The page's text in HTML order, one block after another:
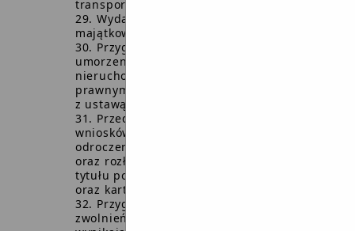
transportowych
Wydawanie zaświadczeń o stanie
majątkowym.
Przygotowywanie decyzji w sprawie
umorzenia podatku rolnego, leśnego i od
nieruchomości osobom fizycznym,
prawnym oraz przedsiębiorcom zgodnie
z ustawą o pomocy publicznej.
Przedkładanie Burmistrzowi
wniosków w sprawie umorzenia,
odroczenia terminu płatności
oraz rozłożenia na raty należności z
tytułu podatku od spadków i darowizn
oraz karty podatkowej.
Przygotowywanie decyzji w sprawach
zwolnień i ulg podatkowych